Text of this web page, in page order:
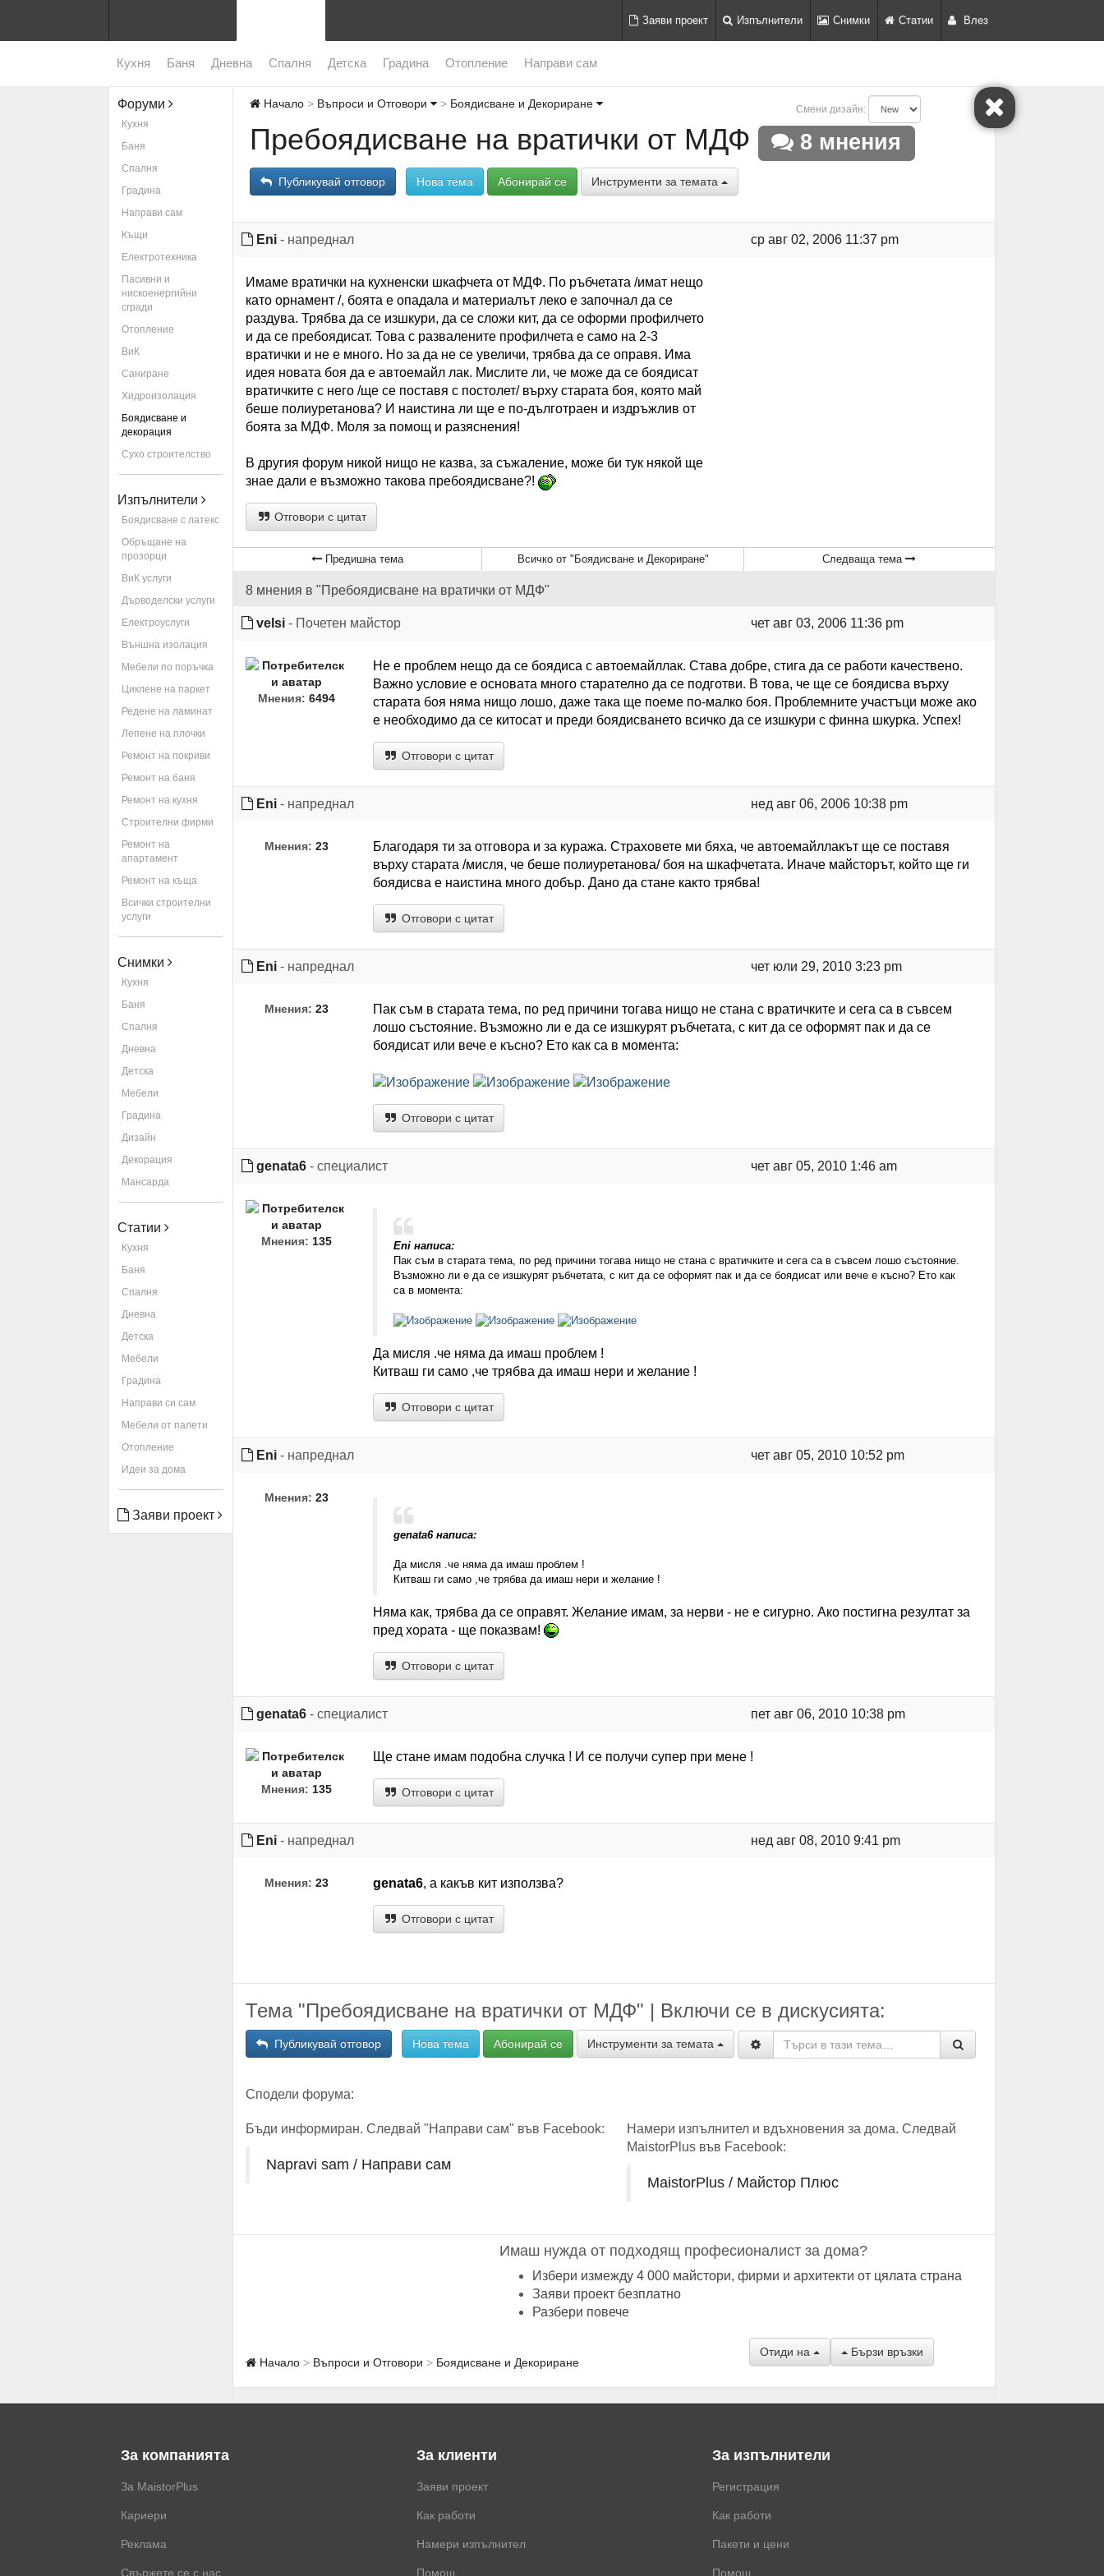
Заяви проект Изпълнители Снимки Статии Влез
Кухня Баня Дневна Спалня Детска Градина Отопление Направи сам
Форуми
Кухня
Баня
Спалня
Градина
Направи сам
Къщи
Електротехника
Пасивни и
нискоенергийни
сгради
Отопление
ВиК
Саниране
Хидроизолация
Боядисване и
декорация
Сухо строителство
Изпълнители
Боядисване с латекс
Обръщане на
прозорци
ВиК услуги
Дърводелски услуги
Електроуслуги
Външна изолация
Мебели по поръчка
Циклене на паркет
Редене на ламинат
Лепене на плочки
Ремонт на покриви
Ремонт на баня
Ремонт на кухня
Строителни фирми
Ремонт на
апартамент
Ремонт на къща
Всички строителни
услуги
Снимки
Кухня
Баня
Спалня
Дневна
Детска
Мебели
Градина
Дизайн
Декорация
Мансарда
Статии
Кухня
Баня
Спалня
Дневна
Детска
Мебели
Градина
Направи си сам
Мебели от палети
Отопление
Идеи за дома
Заяви проект
Начало Въпроси и Отговори Боядисване и Декориране Смени дизайн:
Пребоядисване на вратички от МДФ 8 мнения
Публикувай отговор Нова тема Абонирай се Инструменти за темата
Eni - напреднал ср авг 02, 2006 11:37 pm
Имаме вратички на кухненски шкафчета от МДФ. По ръбчетата /имат нещо
като орнамент /, боята е опадала и материалът леко е започнал да се
раздува. Трябва да се изшкури, да се сложи кит, да се оформи профилчето
и да се пребоядисат. Това с развалените профилчета е само на 2-3
вратички и не е много. Но за да не се увеличи, трябва да се оправя. Има
идея новата боя да е автоемайл лак. Мислите ли, че може да се боядисат
вратичките с него /ще се поставя с постолет/ върху старата боя, която май
беше полиуретанова? И наистина ли ще е по-дълготраен и издръжлив от
боята за МДФ. Моля за помощ и разяснения!
В другия форум никой нищо не казва, за съжаление, може би тук някой ще
знае дали е възможно такова пребоядисване?!
Отговори с цитат
Предишна тема Всичко от "Боядисване и Декориране" Следваща тема
8 мнения в "Пребоядисване на вратички от МДФ"
velsi - Почетен майстор чет авг 03, 2006 11:36 pm
Мнения: 6494
Не е проблем нещо да се боядиса с автоемайллак. Става добре, стига да се работи качествено.
Важно условие е основата много старателно да се подготви. В това, че ще се боядисва върху
старата боя няма нищо лошо, даже така ще поеме по-малко боя. Проблемните участъци може ако
е необходимо да се китосат и преди боядисването всичко да се изшкури с финна шкурка. Успех!
Отговори с цитат
Eni - напреднал нед авг 06, 2006 10:38 pm
Мнения: 23
Благодаря ти за отговора и за куража. Страховете ми бяха, че автоемайллакът ще се поставя
върху старата /мисля, че беше полиуретанова/ боя на шкафчетата. Иначе майсторът, който ще ги
боядисва е наистина много добър. Дано да стане както трябва!
Отговори с цитат
Eni - напреднал чет юли 29, 2010 3:23 pm
Мнения: 23
Пак съм в старата тема, по ред причини тогава нищо не стана с вратичките и сега са в съвсем
лошо състояние. Възможно ли е да се изшкурят ръбчетата, с кит да се оформят пак и да се
боядисат или вече е късно? Ето как са в момента:
Отговори с цитат
genata6 - специалист чет авг 05, 2010 1:46 am
Мнения: 135
Eni написа:
Пак съм в старата тема, по ред причини тогава нищо не стана с вратичките и сега са в съвсем лошо състояние.
Възможно ли е да се изшкурят ръбчетата, с кит да се оформят пак и да се боядисат или вече е късно? Ето как
са в момента:
Да мисля .че няма да имаш проблем !
Китваш ги само ,че трябва да имаш нери и желание !
Отговори с цитат
Eni - напреднал чет авг 05, 2010 10:52 pm
Мнения: 23
genata6 написа:
Да мисля .че няма да имаш проблем !
Китваш ги само ,че трябва да имаш нери и желание !
Няма как, трябва да се оправят. Желание имам, за нерви - не е сигурно. Ако постигна резултат за
пред хората - ще показвам!
Отговори с цитат
genata6 - специалист пет авг 06, 2010 10:38 pm
Мнения: 135
Ще стане имам подобна случка ! И се получи супер при мене !
Отговори с цитат
Eni - напреднал нед авг 08, 2010 9:41 pm
Мнения: 23 genata6, а какъв кит използва?
Отговори с цитат
Тема "Пребоядисване на вратички от МДФ" | Включи се в дискусията:
Публикувай отговор Нова тема Абонирай се Инструменти за темата
Сподели форума:
Бъди информиран. Следвай "Направи сам" във Facebook:
Napravi sam / Направи сам
Намери изпълнител и вдъхновения за дома. Следвай
MaistorPlus във Facebook:
MaistorPlus / Майстор Плюс
Имаш нужда от подходящ професионалист за дома?
Избери измежду 4 000 майстори, фирми и архитекти от цялата страна
Заяви проект безплатно
Разбери повече
Начало Въпроси и Отговори Боядисване и Декориране
Отиди на Бързи връзки
За компанията
За MaistorPlus
Кариери
Реклама
Свържете се с нас
За клиенти
Заяви проект
Как работи
Намери изпълнител
Помощ
За изпълнители
Регистрация
Как работи
Пакети и цени
Помощ